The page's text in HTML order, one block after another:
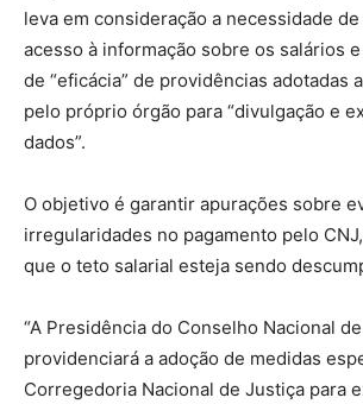
leva em consideração a necessidade
acesso à informação sobre os salários
de “eficácia” de providências adotadas
pelo próprio órgão para “divulgação e
dados”.
O objetivo é garantir apurações sobre
irregularidades no pagamento pelo
que o teto salarial esteja sendo
“A Presidência do Conselho Nacional
providenciará a adoção de medidas
Corregedoria Nacional de Justiça para